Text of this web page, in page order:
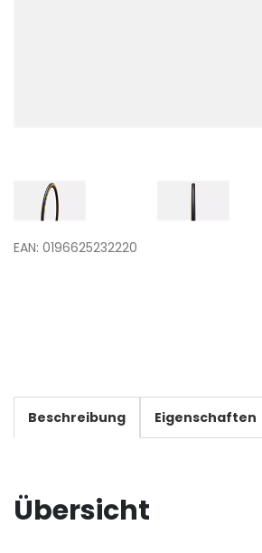
EAN: 0196625232220
Beschreibung Eigenschaften
Übersicht